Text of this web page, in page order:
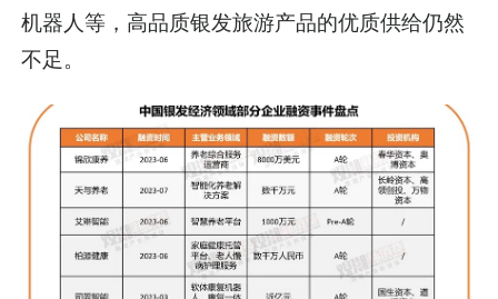
机器人等，高品质银发旅游产品的优质供给仍然
不足。